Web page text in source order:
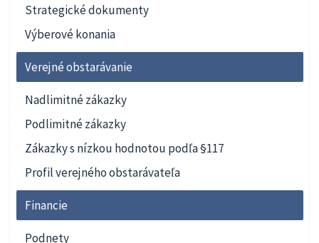
Strategické dokumenty
Výberové konania
Verejné obstarávanie
Nadlimitné zákazky
Podlimitné zákazky
Zákazky s nízkou hodnotou podľa §117
Profil verejného obstarávateľa
Financie
Podnety